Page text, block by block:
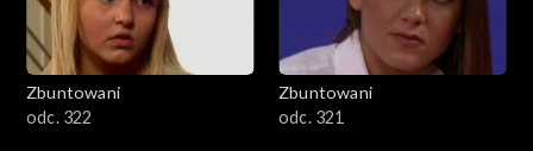
Zbuntowani
odc. 322
Zbuntowani
odc. 321